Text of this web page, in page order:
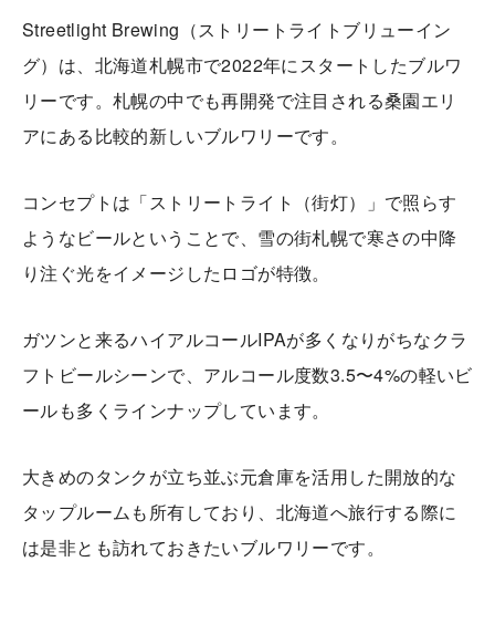
Streetlight Brewing（ストリートライトブリューイン
グ）は、北海道札幌市で2022年にスタートしたブルワ
リーです。札幌の中でも再開発で注目される桑園エリ
アにある比較的新しいブルワリーです。
コンセプトは「ストリートライト（街灯）」で照らす
ようなビールということで、雪の街札幌で寒さの中降
り注ぐ光をイメージしたロゴが特徴。
ガツンと来るハイアルコールIPAが多くなりがちなクラ
フトビールシーンで、アルコール度数3.5〜4%の軽いビ
ールも多くラインナップしています。
大きめのタンクが立ち並ぶ元倉庫を活用した開放的な
タップルームも所有しており、北海道へ旅行する際に
は是非とも訪れておきたいブルワリーです。